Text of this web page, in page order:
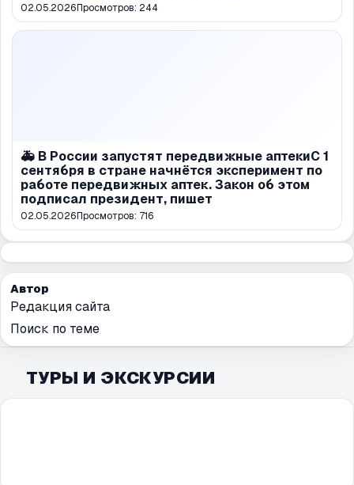
02.05.2026Просмотров: 244
🚑 В России запустят передвижные аптекиС 1
сентября в стране начнётся эксперимент по
работе передвижных аптек. Закон об этом
подписал президент, пишет
02.05.2026Просмотров: 716
Автор
Редакция сайта
Поиск по теме
ТУРЫ И ЭКСКУРСИИ